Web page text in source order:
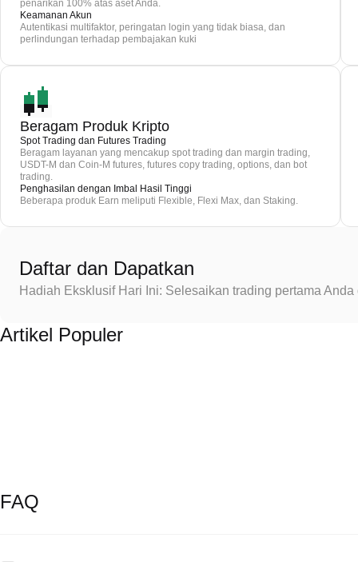
penarikan 100% atas aset Anda.
Keamanan Akun
Autentikasi multifaktor, peringatan login yang tidak biasa, dan
perlindungan terhadap pembajakan kuki
Beragam Produk Kripto
Spot Trading dan Futures Trading
Beragam layanan yang mencakup spot trading dan margin trading,
USDT-M dan Coin-M futures, futures copy trading, options, dan bot
trading.
Penghasilan dengan Imbal Hasil Tinggi
Beberapa produk Earn meliputi Flexible, Flexi Max, dan Staking.
Daftar dan Dapatkan
Hadiah Eksklusif Hari Ini: Selesaikan trading pertama
Artikel Populer
FAQ